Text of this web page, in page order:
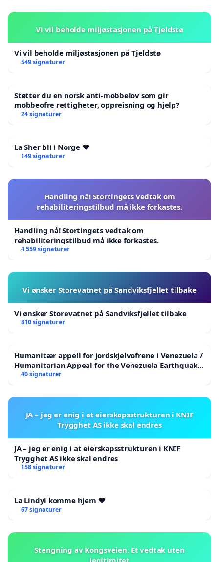
Vi vil beholde miljøstasjonen på Tjeldstø
Vi vil beholde miljøstasjonen på Tjeldstø
549 signaturer
Støtter du en norsk anti-mobbelov som gir
mobbeofre rettigheter, oppreisning og hjelp?
24 signaturer
La Sher bli i Norge ❤️
149 signaturer
Handling nå! Stortingets vedtak om
rehabiliteringstilbud må ikke forkastes.
Handling nå! Stortingets vedtak om
rehabiliteringstilbud må ikke forkastes.
4 559 signaturer
Vi ønsker Storevatnet på Sandviksfjellet tilbake
Vi ønsker Storevatnet på Sandviksfjellet tilbake
810 signaturer
Humanitær appell for jordskjelvofrene i Venezuela /
Humanitarian Appeal for the Venezuela Earthquake
Victims
40 signaturer
JA – jeg er enig i at eierskapsstrukturen i KNIF
Trygghet AS ikke skal endres
JA – jeg er enig i at eierskapsstrukturen i KNIF
Trygghet AS ikke skal endres
158 signaturer
La Lindyl komme hjem ❤️
67 signaturer
Stengning av Kongsveien. Et vedtak uten
legitimitet